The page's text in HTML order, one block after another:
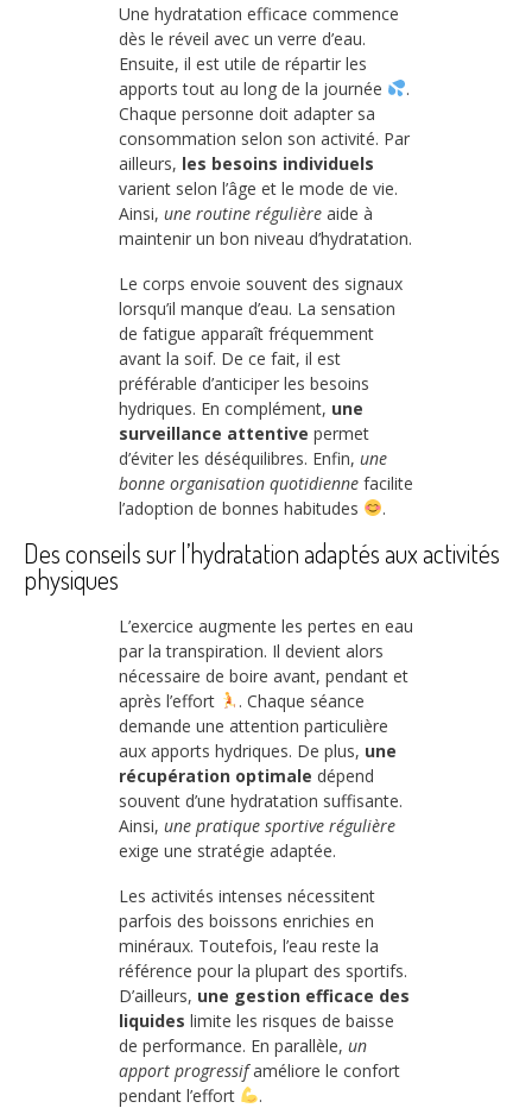
Une hydratation efficace commence
dès le réveil avec un verre d’eau.
Ensuite, il est utile de répartir les
apports tout au long de la journée
.
Chaque personne doit adapter sa
consommation selon son activité. Par
ailleurs, les besoins individuels
varient selon l’âge et le mode de vie.
Ainsi, une routine régulière aide à
maintenir un bon niveau d’hydratation.
Le corps envoie souvent des signaux
lorsqu’il manque d’eau. La sensation
de fatigue apparaît fréquemment
avant la soif. De ce fait, il est
préférable d’anticiper les besoins
hydriques. En complément, une
surveillance attentive permet
d’éviter les déséquilibres. Enfin, une
bonne organisation quotidienne facilite
l’adoption de bonnes habitudes
.
Des conseils sur l’hydratation adaptés aux activités
physiques
L’exercice augmente les pertes en eau
par la transpiration. Il devient alors
nécessaire de boire avant, pendant et
après l’effort
. Chaque séance
demande une attention particulière
aux apports hydriques. De plus, une
récupération optimale dépend
souvent d’une hydratation suffisante.
Ainsi, une pratique sportive régulière
exige une stratégie adaptée.
Les activités intenses nécessitent
parfois des boissons enrichies en
minéraux. Toutefois, l’eau reste la
référence pour la plupart des sportifs.
D’ailleurs, une gestion efficace des
liquides limite les risques de baisse
de performance. En parallèle, un
apport progressifaméliore le confort
pendant l’effort
.